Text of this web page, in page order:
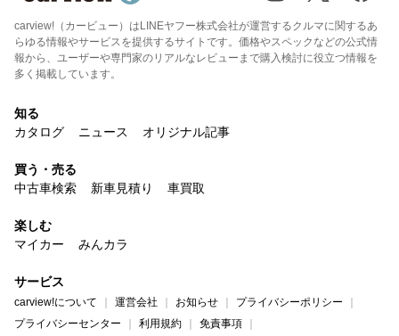
carview!（カービュー）はLINEヤフー株式会社が運営するクルマに関するあ
らゆる情報やサービスを提供するサイトです。価格やスペックなどの公式情
報から、ユーザーや専門家のリアルなレビューまで購入検討に役立つ情報を
多く掲載しています。
知る
カタログ
ニュース オリジナル記事
買う・売る
中古車検索
新車見積り 車買取
楽しむ
マイカー
みんカラ
サービス
carview!について 運営会社 お知らせ
プライバシーポリシー
プライバシーセンター
利用規約 免責事項